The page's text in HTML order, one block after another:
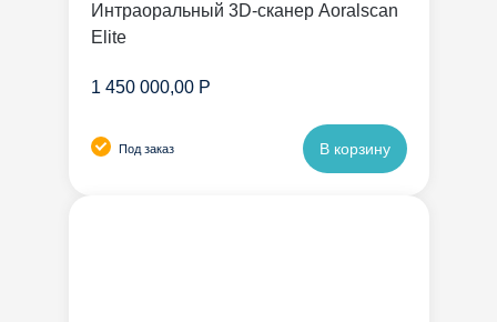
Интраоральный 3D-сканер Aoralscan
Elite
1 450 000,00 Р
Под заказ В корзину